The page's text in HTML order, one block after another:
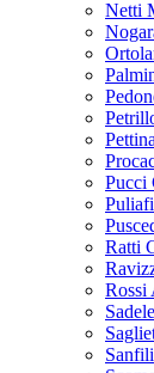
Netti
Pucci
Ratti
Rossi